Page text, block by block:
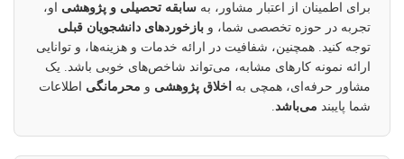
برای اطمینان از اعتبار مشاور، به سابقه تحصیلی و پژوهشی او،
تجربه در حوزه تخصصی شما، و بازخوردهای دانشجویان قبلی
توجه کنید. همچنین، شفافیت در ارائه خدمات و هزینه‌ها، و توانایی
ارائه نمونه کارهای مشابه، می‌تواند شاخص‌های خوبی باشد. یک
مشاور حرفه‌ای، همچی به اخلاق پژوهشی و محرمانگی اطلاعات
شما پایبند می‌باشد.